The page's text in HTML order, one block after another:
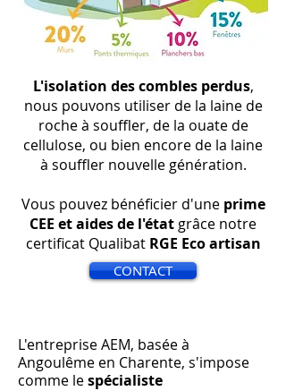
L'isolation des combles perdus,
nous pouvons utiliser de la laine de
roche à souffler, de la ouate de
cellulose, ou bien encore de la laine
à souffler nouvelle génération.
Vous pouvez bénéficier d'uneprime
CEE et aides de l'état grâce notre
certificat Qualibat RGE Eco artisan
CONTACT
L'entreprise AEM, basée à
Angoulême en Charente, s'impose
comme lespécialiste